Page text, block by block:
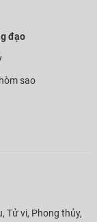
đạo
sao
Tử vi, Phong thủy,